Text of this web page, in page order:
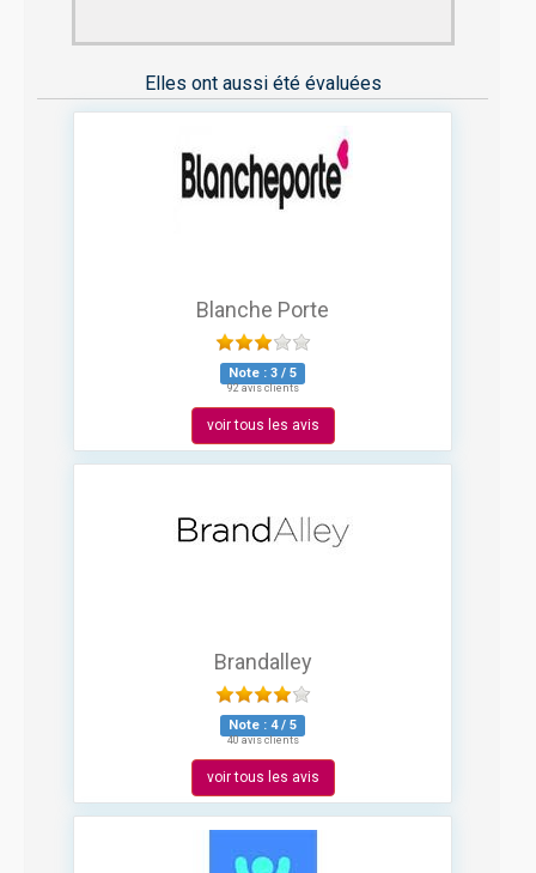
Elles ont aussi été évaluées
Blanche Porte
Note : 3 / 5
92 avis clients
voir tous les avis
Brandalley
Note : 4/ 5
40 avis clients
voir tous les avis